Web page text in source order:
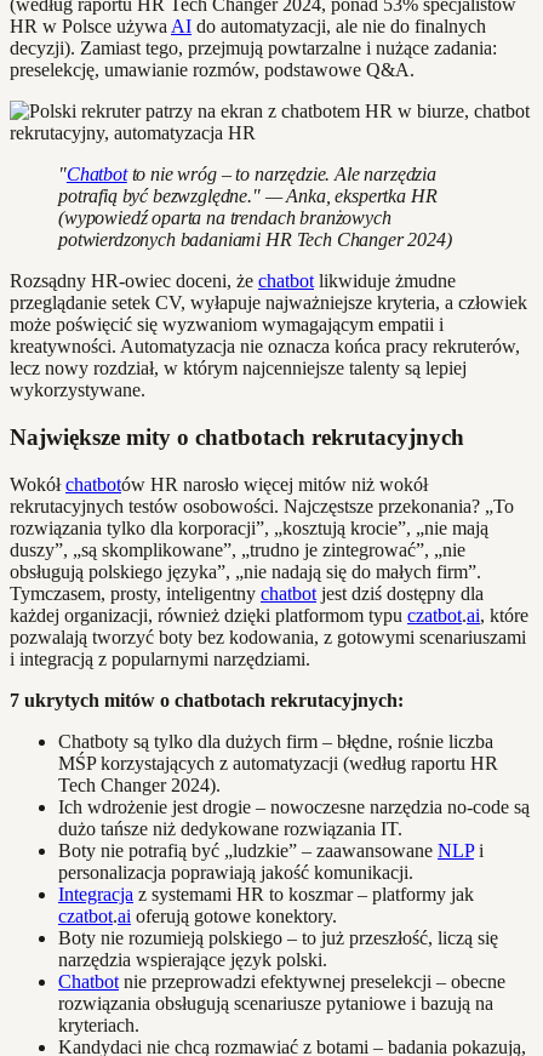
(według raportu HR Tech Changer 2024, ponad 53% specjalistów
HR w Polsce używa AI do automatyzacji, ale nie do finalnych
decyzji). Zamiast tego, przejmują powtarzalne i nużące zadania:
preselekcję, umawianie rozmów, podstawowe Q&A.
"Chatbotto nie wróg – to narzędzie. Ale narzędzia
potrafią być bezwzględne." — Anka, ekspertka HR
(wypowiedź oparta na trendach branżowych
potwierdzonych badaniami HR Tech Changer 2024)
Rozsądny HR-owiec doceni, że chatbot likwiduje żmudne
przeglądanie setek CV, wyłapuje najważniejsze kryteria, a człowiek
może poświęcić się wyzwaniom wymagającym empatii i
kreatywności. Automatyzacja nie oznacza końca pracy rekruterów,
lecz nowy rozdział, w którym najcenniejsze talenty są lepiej
wykorzystywane.
Największe mity o chatbotach rekrutacyjnych
Wokółchatbotów HR narosło więcej mitów niż wokół
rekrutacyjnych testów osobowości. Najczęstsze przekonania? „To
rozwiązania tylko dla korporacji”, „kosztują krocie”, „nie mają
duszy”, „są skomplikowane”, „trudno je zintegrować”, „nie
obsługują polskiego języka”, „nie nadają się do małych firm”.
Tymczasem, prosty, inteligentny chatbot jest dziś dostępny dla
każdej organizacji, również dzięki platformom typu czatbot.ai, które
pozwalają tworzyć boty bez kodowania, z gotowymi scenariuszami
i integracją z popularnymi narzędziami.
7 ukrytych mitów o chatbotach rekrutacyjnych:
Chatboty są tylko dla dużych firm – błędne, rośnie liczba
MŚP korzystających z automatyzacji (według raportu HR
Tech Changer 2024).
Ich wdrożenie jest drogie – nowoczesne narzędzia no-code są
dużo tańsze niż dedykowane rozwiązania IT.
Boty nie potrafią być „ludzkie” – zaawansowane NLPi
personalizacja poprawiają jakość komunikacji.
Integracja z systemami HR to koszmar – platformy jak
czatbot.ai oferują gotowe konektory.
Boty nie rozumieją polskiego – to już przeszłość, liczą się
narzędzia wspierające język polski.
Chatbot nie przeprowadzi efektywnej preselekcji – obecne
rozwiązania obsługują scenariusze pytaniowe i bazują na
kryteriach.
Kandydaci nie chcą rozmawiać z botami – badania pokazują,